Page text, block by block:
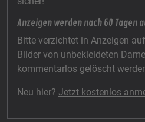
Anzeigen werden nach 60 Tagen
Bitte verzichtet in Anzeigen
Bilder von unbekleideten
kommentarlos gelöscht
Neu hier? Jetzt kostenlos